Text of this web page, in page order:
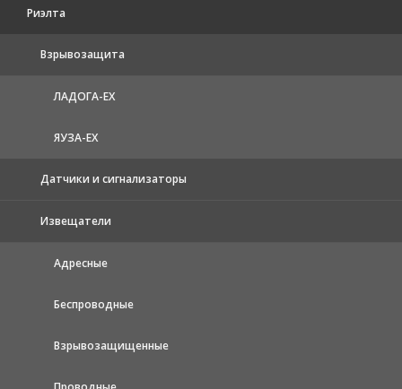
Риэлта
Взрывозащита
ЛАДОГА-EX
ЯУЗА-ЕХ
Датчики и сигнализаторы
Извещатели
Адресные
Беспроводные
Взрывозащищенные